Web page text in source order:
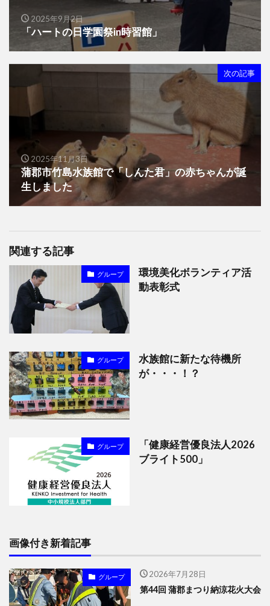
2025年9月2日
「ハートの日学園祭in時習館」
次の記事
2025年11月3日
蒲郡市竹島水族館で「しんた君」の赤ちゃんが誕
生しました
関連する記事
グループ
環境美化ボランティア活
動表彰式
グループ
水族館に新たな待機所
が・・・！？
グループ
「健康経営優良法人2026
ブライト500」
画像付き新着記事
グループ 2026年7月28日
第44回 蒲郡まつり納涼花火大会